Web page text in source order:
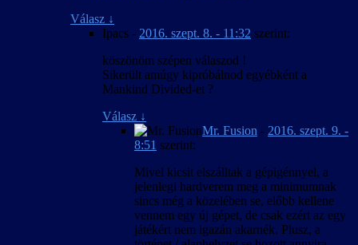
Válasz ↓
Ipacs - 2016. szept. 8. - 11:32 szerint:
köszönöm szépen válaszod !
Sikerült amúgy kipróbálnod egyébként a
Mankind Divided-et ?
Válasz ↓
Mr. Fusion - 2016. szept. 9. -
8:51 szerint:
Mivel kicsit elszálltak a gépigénnyel, a
jelenlegi hardverem meg a minimumnak
sincs még a közelében se, előbb kellene
vennem egy új gépet, de csak ezért az egy
játékért nem igazán akarnék. Plusz, a